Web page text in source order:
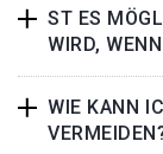
ST ES
WIRD,
WIE KANN